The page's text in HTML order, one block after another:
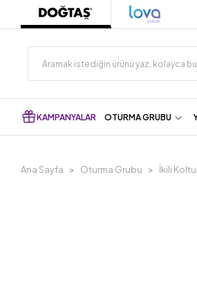
KAMPANYALAR OTURMA GRUBU
Ana Sayfa Oturma Grubu İkili